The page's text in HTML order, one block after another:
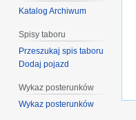
Katalog Archiwum
Spisy taboru
Przeszukaj spis taboru
Dodaj pojazd
Wykaz posterunków
Wykaz posterunków